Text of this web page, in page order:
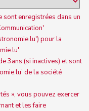
enregistrées dans un
pour la
3ans (si inactives) et sont
de la société
», vous pouvez exercer
et les faire